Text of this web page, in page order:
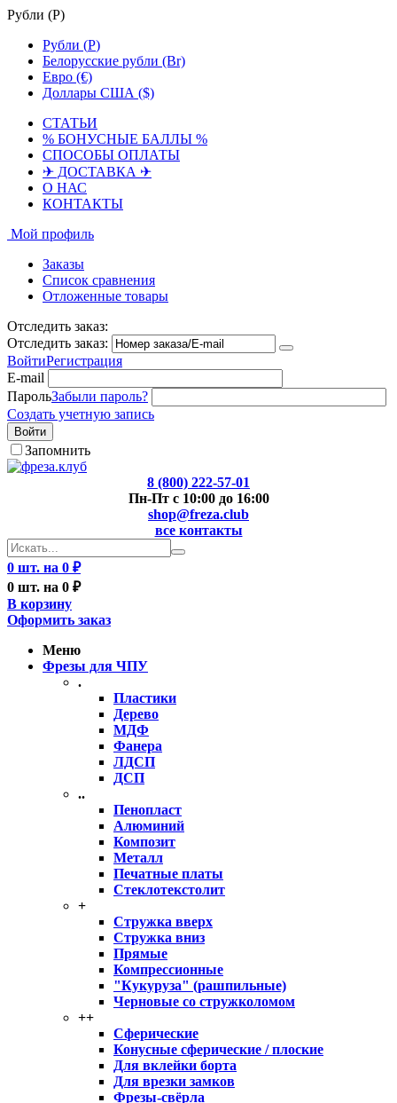
Рубли (Р)
Рубли (Р)
Белорусские рубли (Br)
Евро (€)
Доллары США ($)
СТАТЬИ
% БОНУСНЫЕ БАЛЛЫ %
СПОСОБЫ ОПЛАТЫ
✈ ДОСТАВКА ✈
О НАС
КОНТАКТЫ
Мой профиль
Заказы
Список сравнения
Отложенные товары
Отследить заказ:
Отследить заказ:
ВойтиРегистрация
E-mail
ПарольЗабыли пароль?
Создать учетную запись
Войти
Запомнить
8 (800) 222-57-01
Пн-Пт с 10:00 до 16:00
shop@freza.club
все контакты
0 шт. на 0 ₽
0 шт. на 0 ₽
В корзину
Оформить заказ
Меню
Фрезы для ЧПУ
.
Пластики
Дерево
МДФ
Фанера
ЛДСП
ДСП
..
Пенопласт
Алюминий
Композит
Металл
Печатные платы
Стеклотекстолит
+
Стружка вверх
Стружка вниз
Прямые
Компрессионные
"Кукуруза" (рашпильные)
Черновые со стружколомом
++
Сферические
Конусные сферические / плоские
Для вклейки борта
Для врезки замков
Фрезы-свёрла